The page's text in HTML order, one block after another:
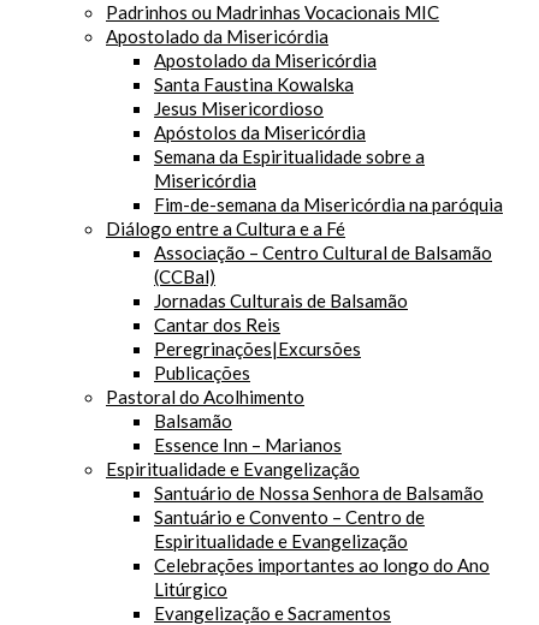
Padrinhos ou Madrinhas Vocacionais MIC
Apostolado da Misericórdia
Apostolado da Misericórdia
Santa Faustina Kowalska
Jesus Misericordioso
Apóstolos da Misericórdia
Semana da Espiritualidade sobre a
Misericórdia
Fim-de-semana da Misericórdia na paróquia
Diálogo entre a Cultura e a Fé
Associação – Centro Cultural de Balsamão
(CCBal)
Jornadas Culturais de Balsamão
Cantar dos Reis
Peregrinações|Excursões
Publicações
Pastoral do Acolhimento
Balsamão
Essence Inn – Marianos
Espiritualidade e Evangelização
Santuário de Nossa Senhora de Balsamão
Santuário e Convento – Centro de
Espiritualidade e Evangelização
Celebrações importantes ao longo do Ano
Litúrgico
Evangelização e Sacramentos